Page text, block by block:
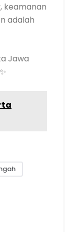
keamanan
adalah
Jawa